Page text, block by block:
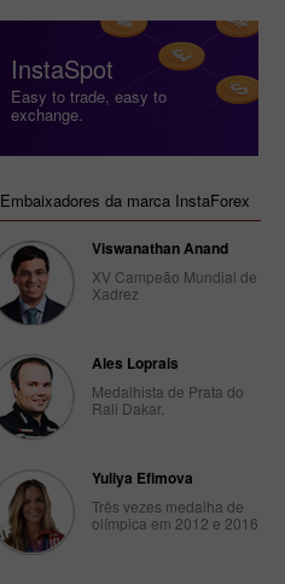
InstaSpot
Easy to trade, easy to
exchange.
Embaixadores da marca InstaForex
Viswanathan Anand
XV Campeão Mundial de
Xadrez
Ales Loprais
Medalhista de Prata do
Rali Dakar.
Yuliya Efimova
Três vezes medalha de
olímpica em 2012 e 2016